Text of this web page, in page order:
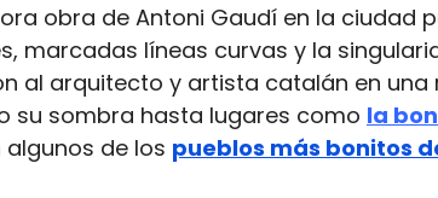
obra de Antoni Gaudí en la ciudad
marcadas líneas curvas y la
al arquitecto y artista catalán en una
su sombra hasta lugares como la
algunos de los pueblos más bonitos